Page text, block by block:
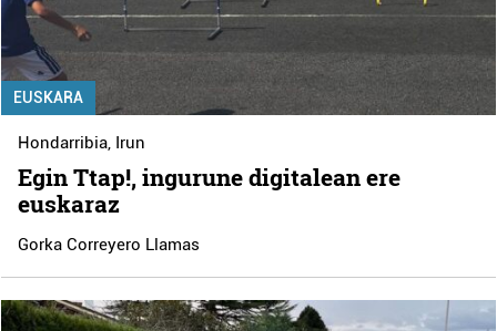
EUSKARA
Hondarribia, Irun
Egin Ttap!, ingurune digitalean ere
euskaraz
Gorka Correyero Llamas